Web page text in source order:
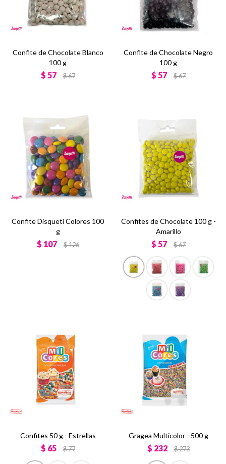
Confite de Chocolate Blanco
100 g
$ 57 $67
Confite de Chocolate Negro
100 g
$ 57 $67
Confite Disqueti Colores 100
g
$ 107 $126
Confites de Chocolate 100 g -
Amarillo
$ 57 $67
Confites 50 g - Estrellas
$ 65 $77
Gragea Multicolor - 500 g
$ 232 $273